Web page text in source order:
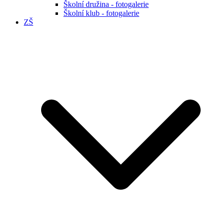
Školní družina - fotogalerie
Školní klub - fotogalerie
ZŠ